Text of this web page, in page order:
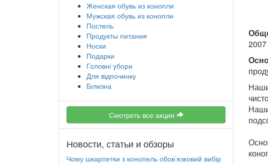
Женская обувь из конопли
Мужская обувь из конопли
Постель
Продукты питания
Носки
Подарки
Головні убори
Для відпочинку
Білизна
Смотреть все акции
Новости, статьи и обзоры
Чому шкарпетки з конопель обов’язковий вибір
2007